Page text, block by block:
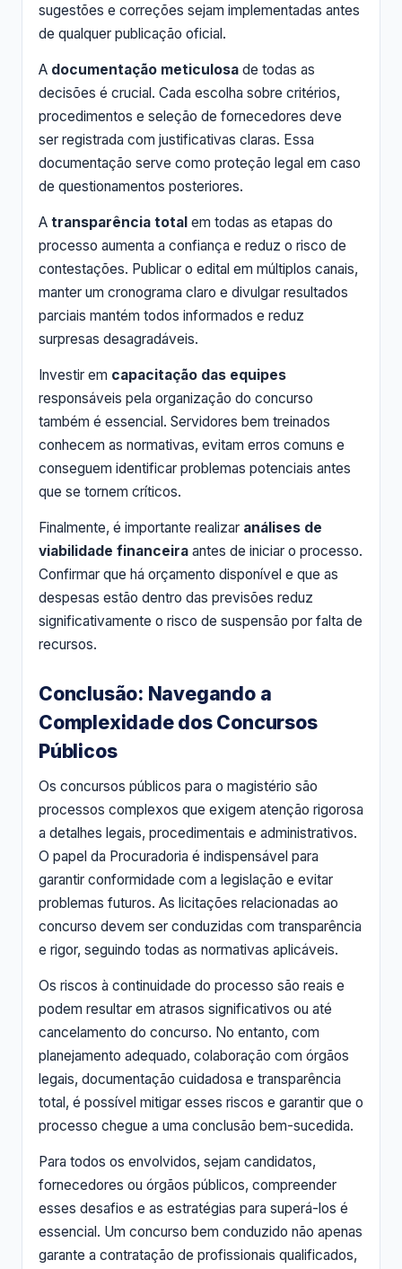
sugestões e correções sejam implementadas antes
de qualquer publicação oficial.
A documentação meticulosa de todas as
decisões é crucial. Cada escolha sobre critérios,
procedimentos e seleção de fornecedores deve
ser registrada com justificativas claras. Essa
documentação serve como proteção legal em caso
de questionamentos posteriores.
A transparência total em todas as etapas do
processo aumenta a confiança e reduz o risco de
contestações. Publicar o edital em múltiplos canais,
manter um cronograma claro e divulgar resultados
parciais mantém todos informados e reduz
surpresas desagradáveis.
Investir em capacitação das equipes
responsáveis pela organização do concurso
também é essencial. Servidores bem treinados
conhecem as normativas, evitam erros comuns e
conseguem identificar problemas potenciais antes
que se tornem críticos.
Finalmente, é importante realizar análises de
viabilidade financeira antes de iniciar o processo.
Confirmar que há orçamento disponível e que as
despesas estão dentro das previsões reduz
significativamente o risco de suspensão por falta de
recursos.
Conclusão: Navegando a
Complexidade dos Concursos
Públicos
Os concursos públicos para o magistério são
processos complexos que exigem atenção rigorosa
a detalhes legais, procedimentais e administrativos.
O papel da Procuradoria é indispensável para
garantir conformidade com a legislação e evitar
problemas futuros. As licitações relacionadas ao
concurso devem ser conduzidas com transparência
e rigor, seguindo todas as normativas aplicáveis.
Os riscos à continuidade do processo são reais e
podem resultar em atrasos significativos ou até
cancelamento do concurso. No entanto, com
planejamento adequado, colaboração com órgãos
legais, documentação cuidadosa e transparência
total, é possível mitigar esses riscos e garantir que o
processo chegue a uma conclusão bem-sucedida.
Para todos os envolvidos, sejam candidatos,
fornecedores ou órgãos públicos, compreender
esses desafios e as estratégias para superá-los é
essencial. Um concurso bem conduzido não apenas
garante a contratação de profissionais qualificados,